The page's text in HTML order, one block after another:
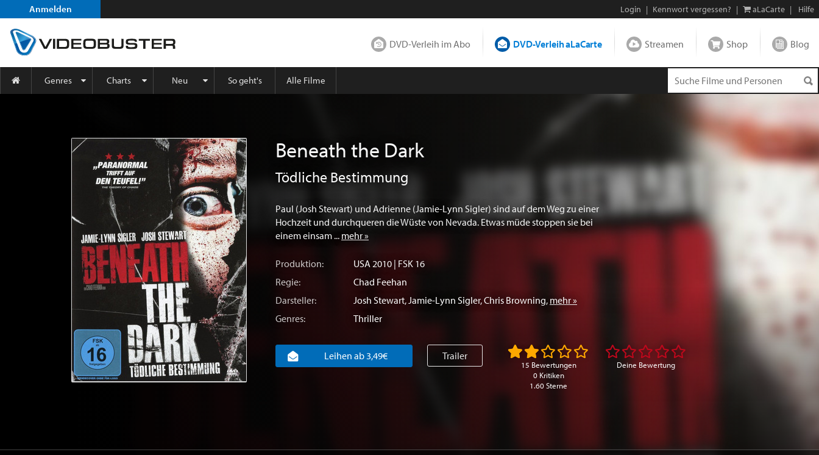
Anmelden Login | Kennwort vergessen? | aLaCarte | Hilfe
DVD-Verleih im Abo DVD-Verleih aLaCarte Streamen Shop Blog
Genres Charts Neu So geht's Alle Filme
Beneath the Dark
Tödliche Bestimmung
Paul (Josh Stewart) und Adrienne (Jamie-Lynn Sigler) sind auf dem Weg zu einer
Hochzeit und durchqueren die Wüste von Nevada. Etwas müde stoppen sie bei
einem einsam ... mehr »
Produktion: USA2010 | FSK 16
Regie:
Chad Feehan
Darsteller:
Josh Stewart,Jamie-Lynn Sigler,Chris Browning, mehr »
Genres:
Thriller
Leihen ab 3,49€ Trailer
15 Bewertungen
0 Kritiken
1.60 Sterne
Deine Bewertung